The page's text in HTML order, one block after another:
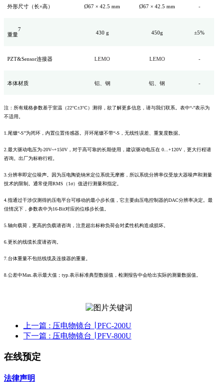
外形尺寸（长×高） Ø67 × 42.5 mm Ø67 × 42.5 mm -
重量
7
430 g 450g ±5%
PZT&Sensor连接器 LEMO LEMO -
本体材质 铝、钢 铝、钢 -
注：所有规格参数基于室温（22°C±3°C）测得，欲了解更多信息，请与我们联系。表中“-”表示为
不适用。
1.尾缀“-S”为闭环，内置位置传感器。开环尾缀不带“-S，无线性误差、重复度数据。
2.最大驱动电压为-20V~+150V，对于高可靠的长期使用，建议驱动电压在 0...+120V，更大行程请
咨询。出厂为标称行程。
3.分辨率即定位噪声。因为压电陶瓷纳米定位系统无摩擦，所以系统分辨率仅受放大器噪声和测量
技术的限制。通常使用RMS（1σ）值进行测量和指定。
4.指通过干涉仪测得的压电平台可移动的最小步长值，它主要由压电控制器的DAC分辨率决定。最
佳情况下，参数表中为16-Bit对应的位移步长值。
5.轴向载荷，更高的负载请咨询，注意超出标称负荷会对柔性机构造成损坏。
6.更长的线缆长度请咨询。
7.台体重量不包括线缆及连接器的重量。
8.公差中Max.表示最大值；typ.表示标准典型数据值，检测报告中会给出实际的测量数据值。
上一篇 : 压电物镜台 ∣ PFC-200U
下一篇 : 压电物镜台 ∣ PFV-800U
在线预定
法律声明